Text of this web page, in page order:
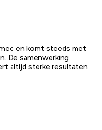
en komt steeds met
De samenwerking
altijd sterke resultaten